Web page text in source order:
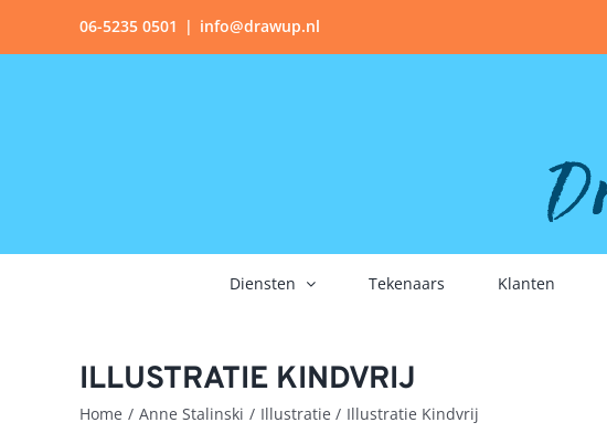
06-5235 0501 | info@drawup.nl
Diensten Tekenaars Klanten
ILLUSTRATIE KINDVRIJ
Home Anne Stalinski Illustratie Illustratie Kindvrij